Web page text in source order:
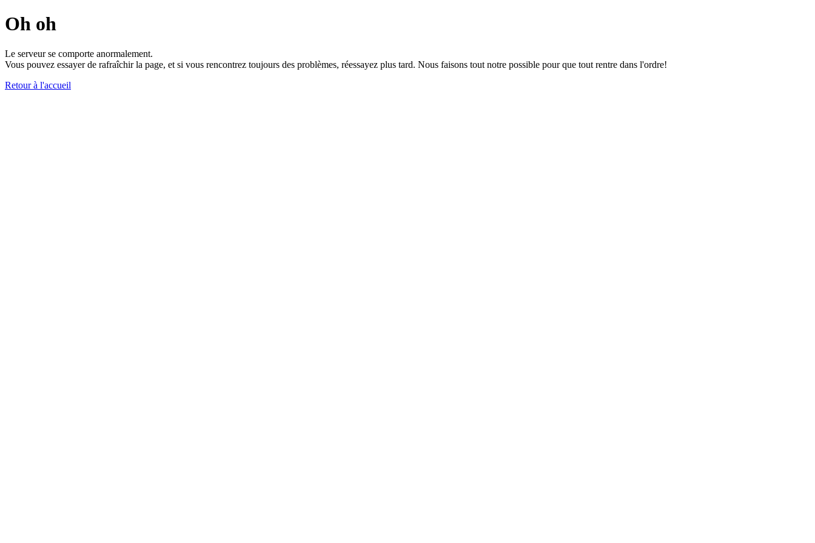
Oh oh
Le serveur se comporte anormalement.
Vous pouvez essayer de rafraîchir la page, et si vous rencontrez toujours des problèmes, réessayez plus tard. Nous faisons tout notre possible pour que tout rentre dans l'ordre!
Retour à l'accueil